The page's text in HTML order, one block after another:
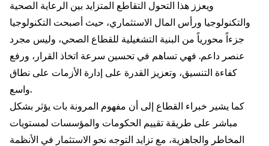
ويعزز هذا التحول التقاطع المتزايد بين الرعاية الصحية
والتكنولوجيا ورأس المال الاستثماري، حيث أصبحت التكنولوجيا
جزءاً محورياً من البنية التشغيلية للقطاع الصحي، وليس مجرد
عنصر داعم. فهي تساهم في تحسين سرعة اتخاذ القرار، ورفع
كفاءة التنسيق، وتعزيز القدرة على إدارة الأزمات على نطاق
واسع.
كما يشير خبراء القطاع إلى أن مفهوم المرونة بات يؤثر بشكل
مباشر على طريقة تقييم الحكومات والمؤسسات لمستويات
المخاطر والجاهزية، مع تزايد التوجه نحو الاستثمار في الأنظمة